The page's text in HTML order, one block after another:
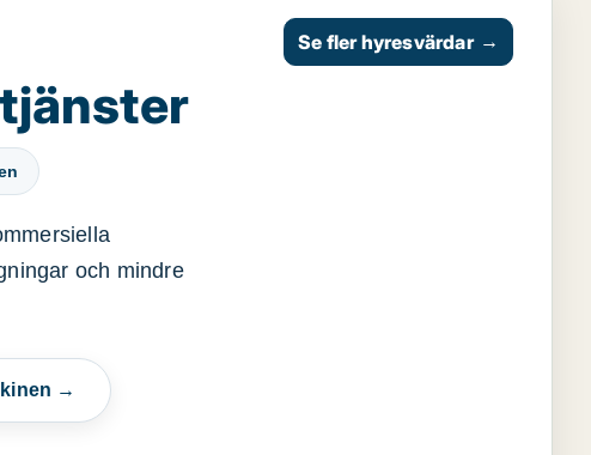
och mindre
→
Se fler hyresvärdar →